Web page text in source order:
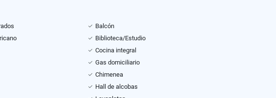
Balcón
Biblioteca/Estudio
Cocina integral
Gas domiciliario
Chimenea
Hall de alcobas